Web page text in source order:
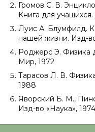
Громов С. В.
Книга для
Луис А. Блумфилд.
нашей жизни. Изд-
Роджерс Э. Физика
Мир, 1972
Тарасов Л. В.
1988
Яворский Б. М.,
Изд-во «Наука», 1974